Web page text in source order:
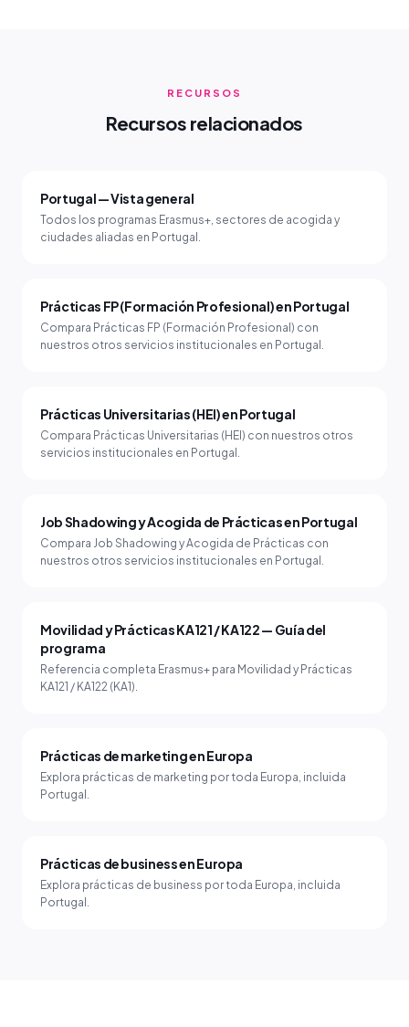
RECURSOS
Recursos relacionados
Portugal — Vista general
Todos los programas Erasmus+, sectores de acogida y
ciudades aliadas en Portugal.
Prácticas FP (Formación Profesional) en Portugal
Compara Prácticas FP (Formación Profesional) con
nuestros otros servicios institucionales en Portugal.
Prácticas Universitarias (HEI) en Portugal
Compara Prácticas Universitarias (HEI) con nuestros otros
servicios institucionales en Portugal.
Job Shadowing y Acogida de Prácticas en Portugal
Compara Job Shadowing y Acogida de Prácticas con
nuestros otros servicios institucionales en Portugal.
Movilidad y Prácticas KA121 / KA122 — Guía del
programa
Referencia completa Erasmus+ para Movilidad y Prácticas
KA121 / KA122 (KA1).
Prácticas de marketing en Europa
Explora prácticas de marketing por toda Europa, incluida
Portugal.
Prácticas de business en Europa
Explora prácticas de business por toda Europa, incluida
Portugal.